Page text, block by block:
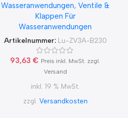
Wasseranwendungen, Ventile &
Klappen Für
Wasseranwendungen
Artikelnummer: Lu-ZV3A-B230
93,63 € Preis inkl. MwSt. zzgl.
Versand
inkl. 19 % MwSt.
zzgl. Versandkosten